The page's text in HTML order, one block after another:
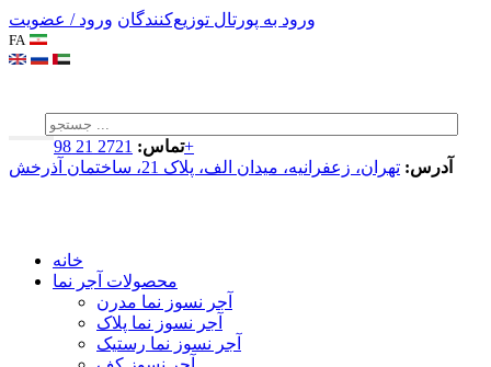
ورود به پورتال توزیع‌کنندگان ورود / عضویت
FA
تماس:2721 21 98+
آدرس: تهران، زعفرانیه، میدان الف، پلاک 21، ساختمان آذرخش
خانه
محصولات آجر نما
آجر نسوز نما مدرن
آجر نسوز نما پلاک
آجر نسوز نما رستیک